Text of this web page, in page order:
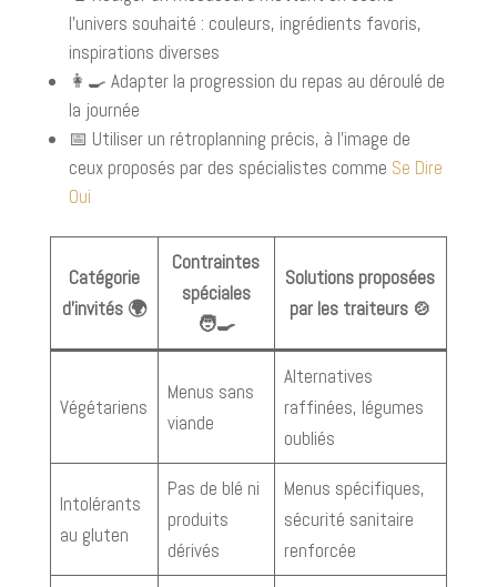
l’univers souhaité : couleurs, ingrédients favoris,
inspirations diverses
👩‍🍳 Adapter la progression du repas au déroulé de
la journée
📅 Utiliser un rétroplanning précis, à l’image de
ceux proposés par des spécialistes comme Se Dire
Oui
Catégorie
d’invités 🌍
Contraintes
spéciales
🧑‍🍳
Solutions proposées
par les traiteurs 🍲
Végétariens
Menus sans
viande
Alternatives
raffinées, légumes
oubliés
Intolérants
au gluten
Pas de blé ni
produits
dérivés
Menus spécifiques,
sécurité sanitaire
renforcée